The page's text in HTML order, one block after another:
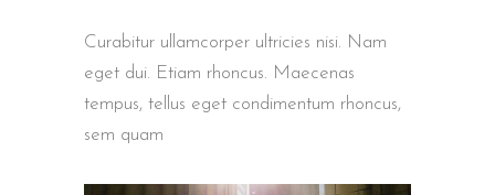
Curabitur ullamcorper ultricies nisi. Nam
eget dui. Etiam rhoncus. Maecenas
tempus, tellus eget condimentum rhoncus,
sem quam